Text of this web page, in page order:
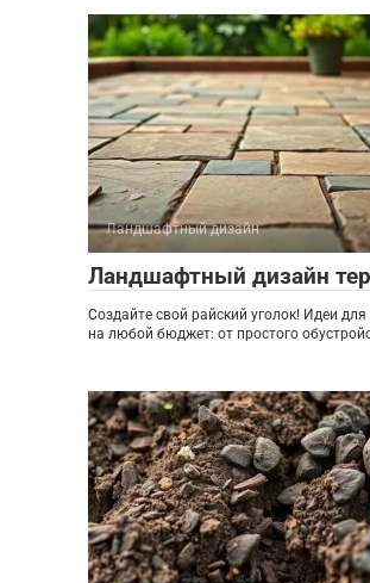
Ландшафтный дизайн
Ландшафтный дизайн
Создайте свой райский уголок! Идеи
на любой бюджет: от простого